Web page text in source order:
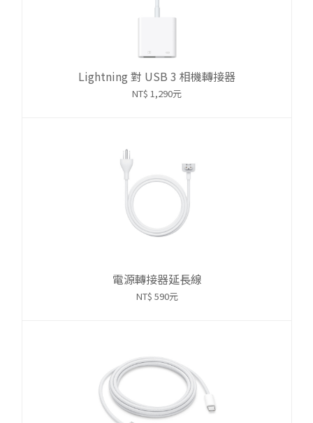
Lightning 對 USB 3 相機轉接器
NT$ 1,290元
電源轉接器延長線
NT$ 590元